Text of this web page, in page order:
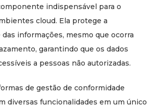
indispensável para o
cloud. Ela protege a
informações, mesmo que ocorra
garantindo que os dados
a pessoas não autorizadas.
de gestão de conformidade
diversas funcionalidades em um único